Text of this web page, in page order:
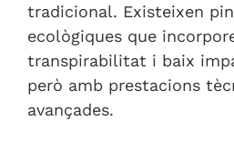
tradicional. Existeixen
ecològiques que
transpirabilitat i baix
però amb prestacions
avançades.